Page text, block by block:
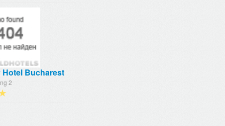
Bucharest
2